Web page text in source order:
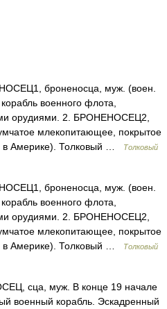
броненосца, муж. (воен.
военного флота,
орудиями. 2. БРОНЕНОСЕЦ2,
млекопитающее, покрытое
в Америке). Толковый …
Толковый
броненосца, муж. (воен.
военного флота,
орудиями. 2. БРОНЕНОСЕЦ2,
млекопитающее, покрытое
в Америке). Толковый …
Толковый
сца, муж. В конце 19 начале
военный корабль. Эскадренный